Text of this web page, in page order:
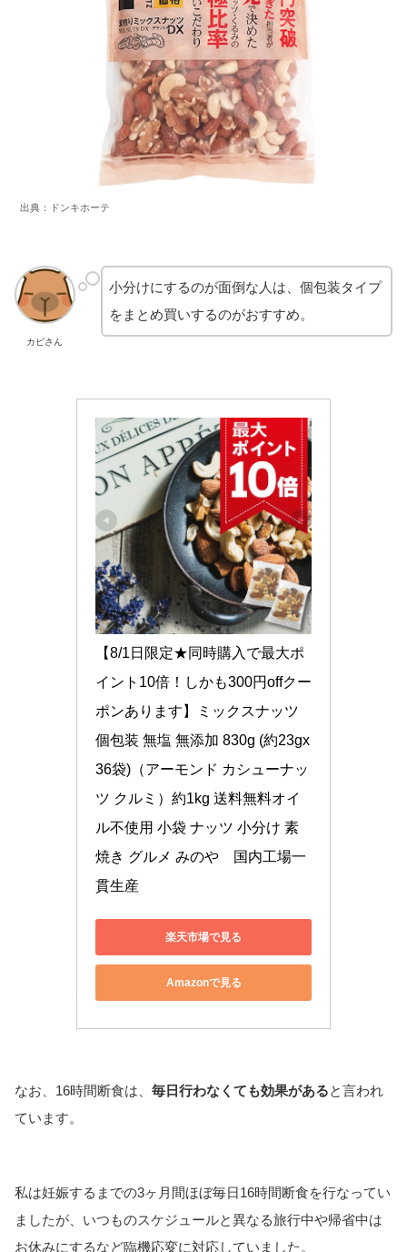
出典：ドンキホーテ
カピさん
小分けにするのが面倒な人は、個包装タイプ
をまとめ買いするのがおすすめ。
【8/1日限定★同時購入で最大ポ
イント10倍！しかも300円offクー
ポンあります】ミックスナッツ
個包装 無塩 無添加 830g (約23gx
36袋)（アーモンド カシューナッ
ツ クルミ）約1kg 送料無料オイ
ル不使用 小袋 ナッツ 小分け 素
焼き グルメ みのや　国内工場一
貫生産
楽天市場で見る
Amazonで見る
なお、16時間断食は、 毎日行わなくても効果があると言われ
ています。
私は妊娠するまでの3ヶ月間ほぼ毎日16時間断食を行なってい
ましたが、いつものスケジュールと異なる旅行中や帰省中は
お休みにするなど臨機応変に対応していました。